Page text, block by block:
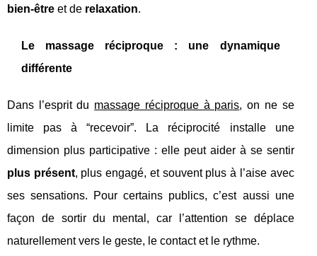
bien-être et de relaxation.
Le massage réciproque : une dynamique
différente
Dans l’esprit du massage réciproque à paris, on ne se
limite pas à “recevoir”. La réciprocité installe une
dimension plus participative : elle peut aider à se sentir
plus présent, plus engagé, et souvent plus à l’aise avec
ses sensations. Pour certains publics, c’est aussi une
façon de sortir du mental, car l’attention se déplace
naturellement vers le geste, le contact et le rythme.